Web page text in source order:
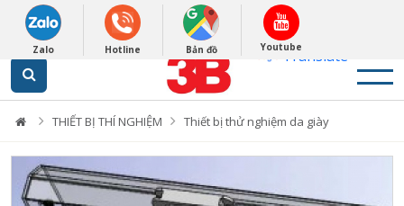
Powered by
Translate
English
0948279988
THIẾT BỊ THÍ NGHIỆM Thiết bị thử nghiệm da giày
Zalo Hotline Bản đồ Youtube